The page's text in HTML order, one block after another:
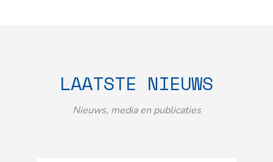
LAATSTE NIEUWS
Nieuws, media en publicaties